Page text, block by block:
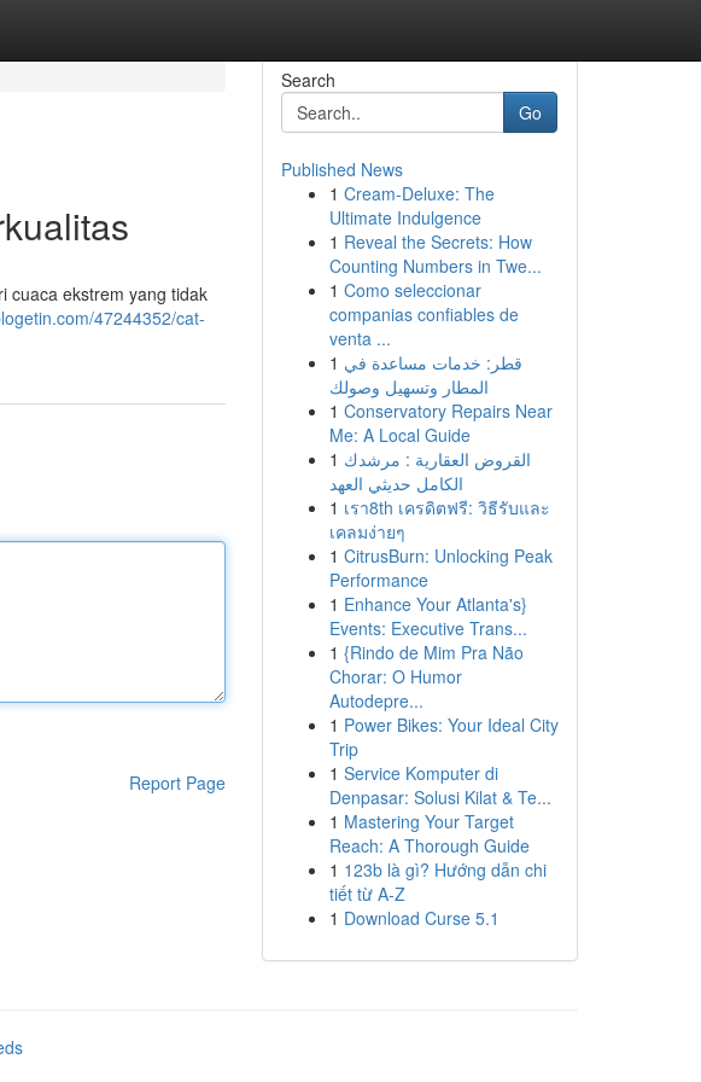
cuaca ekstrem yang tidak
47244352/cat-
Report Page
Search
Go
Published News
1 Cream-Deluxe: The
Ultimate Indulgence
1 Reveal the Secrets: How
Counting Numbers in Twe...
1 Como seleccionar
companias confiables de
venta ...
1 قطر: خدمات مساعدة في
المطار وتسهيل وصولك
1 Conservatory Repairs Near
Me: A Local Guide
1 القروض العقارية : مرشدك
الكامل حديثي العهد
1 เรา8th เครดิตฟรี: วิธีรับและ
เคลมง่ายๆ
1 CitrusBurn: Unlocking Peak
Performance
1 Enhance Your Atlanta's}
Events: Executive Trans...
1 {Rindo de Mim Pra Não
Chorar: O Humor
Autodepre...
1 Power Bikes: Your Ideal City
Trip
1 Service Komputer di
Denpasar: Solusi Kilat & Te...
1 Mastering Your Target
Reach: A Thorough Guide
1 123b là gì? Hướng dẫn chi
tiết từ A-Z
1 Download Curse 5.1